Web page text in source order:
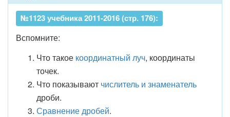
№1123 учебника 2011-2016 (стр. 176):
Вспомните:
Что такое координатный луч, координаты
точек.
Что показывают числитель и знаменатель
дроби.
Сравнение дробей.